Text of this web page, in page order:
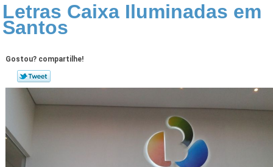
Letras Caixa Iluminadas em
Santos
Gostou? compartilhe!